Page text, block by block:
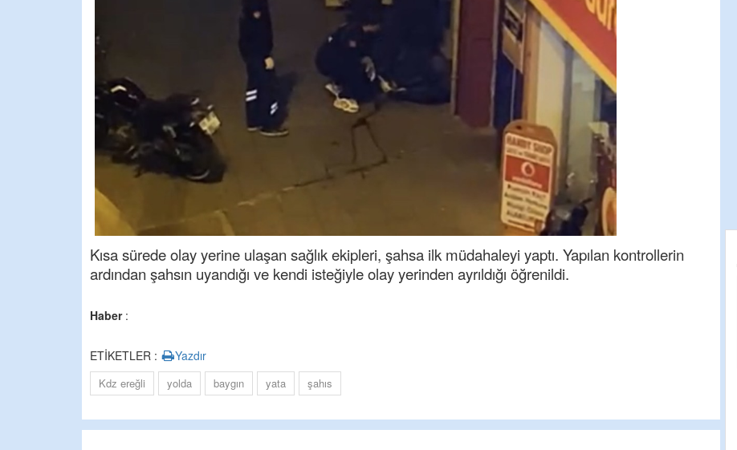
Kısa sürede olay yerine ulaşan sağlık ekipleri, şahsa ilk müdahaleyi yaptı. Yapılan kontrollerin
ardından şahsın uyandığı ve kendi isteğiyle olay yerinden ayrıldığı öğrenildi.
Haber:
ETİKETLER : Yazdır
Kdz ereğli yolda baygın yata şahıs
Ereğli Futbol Kulübünü Erdemir'i
düşünsün ve sahip çıksınlar. Erdemir